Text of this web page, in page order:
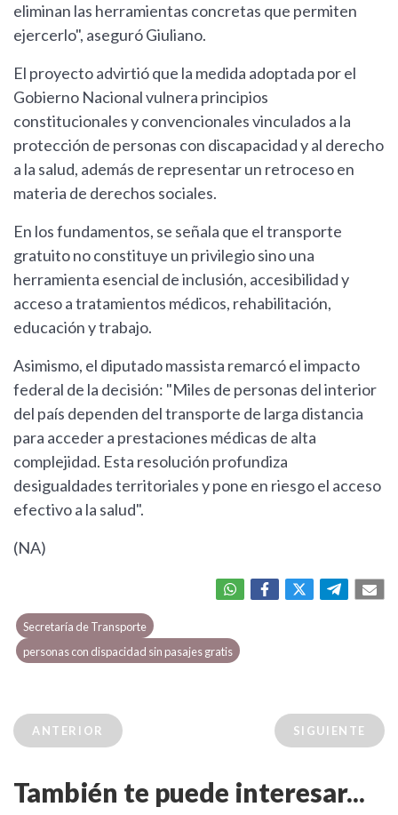
eliminan las herramientas concretas que permiten
ejercerlo", aseguró Giuliano.
El proyecto advirtió que la medida adoptada por el
Gobierno Nacional vulnera principios
constitucionales y convencionales vinculados a la
protección de personas con discapacidad y al derecho
a la salud, además de representar un retroceso en
materia de derechos sociales.
En los fundamentos, se señala que el transporte
gratuito no constituye un privilegio sino una
herramienta esencial de inclusión, accesibilidad y
acceso a tratamientos médicos, rehabilitación,
educación y trabajo.
Asimismo, el diputado massista remarcó el impacto
federal de la decisión: "Miles de personas del interior
del país dependen del transporte de larga distancia
para acceder a prestaciones médicas de alta
complejidad. Esta resolución profundiza
desigualdades territoriales y pone en riesgo el acceso
efectivo a la salud".
(NA)
Secretaría de Transporte
personas con dispacidad sin pasajes gratis
ANTERIOR SIGUIENTE
También te puede interesar...